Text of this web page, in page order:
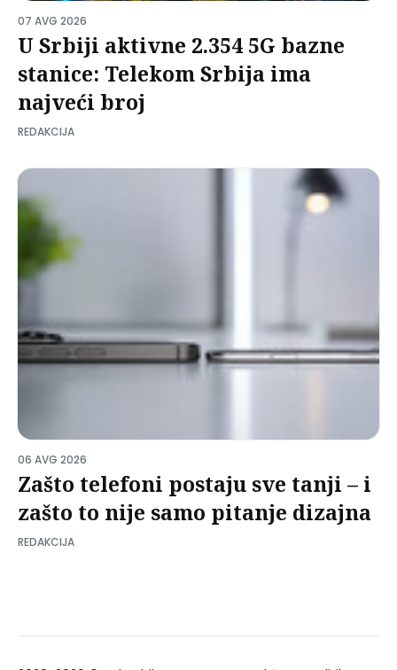
07 AVG 2026
U Srbiji aktivne 2.354 5G bazne
stanice: Telekom Srbija ima
najveći broj
REDAKCIJA
06 AVG 2026
Zašto telefoni postaju sve tanji – i
zašto to nije samo pitanje dizajna
REDAKCIJA